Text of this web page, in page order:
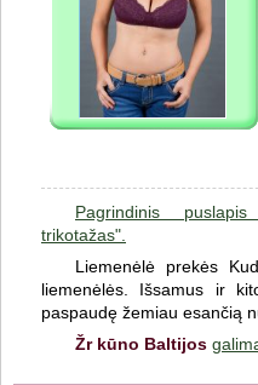
Pagrindinis
trikotažas".
Liemenėlė prekės
liemenėlės. Išsamus ir
paspaudę žemiau esančią
Žr kūno Baltijos